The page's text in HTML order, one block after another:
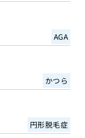
AGA
かつら
円形脱毛症